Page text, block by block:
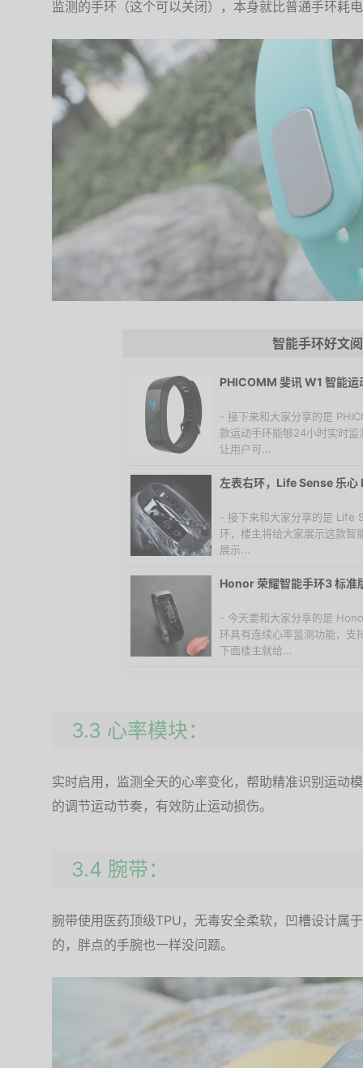
监测的手环（这个可以关闭），本身就比普通手环耗
智能手环好文
PHICOMM 斐讯 W1 智能运
- 接下来和大家分享的是
款运动手环能够24小时实时
让用户可...
左表右环，Life Sense 乐
- 接下来和大家分享的是 Life
环，楼主将给大家展示这款智
展示...
Honor 荣耀智能手环3 标准
- 今天要和大家分享的是
环具有连续心率监测功能，支
下面楼主就给...
3.3 心率模块：
实时启用，监测全天的心率变化，帮助精准识别运动
的调节运动节奏，有效防止运动损伤。
3.4 腕带：
腕带使用医药顶级TPU，无毒安全柔软，凹槽设计属
的，胖点的手腕也一样没问题。